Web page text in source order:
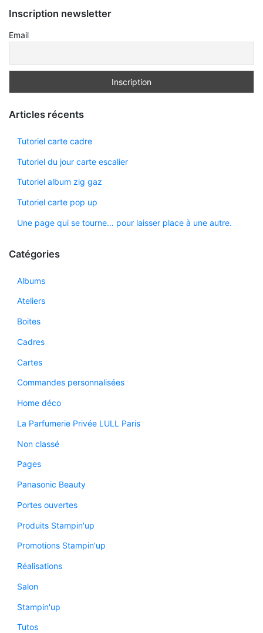
Inscription newsletter
Email
Articles récents
Tutoriel carte cadre
Tutoriel du jour carte escalier
Tutoriel album zig gaz
Tutoriel carte pop up
Une page qui se tourne… pour laisser place à une autre.
Catégories
Albums
Ateliers
Boites
Cadres
Cartes
Commandes personnalisées
Home déco
La Parfumerie Privée LULL Paris
Non classé
Pages
Panasonic Beauty
Portes ouvertes
Produits Stampin'up
Promotions Stampin'up
Réalisations
Salon
Stampin'up
Tutos